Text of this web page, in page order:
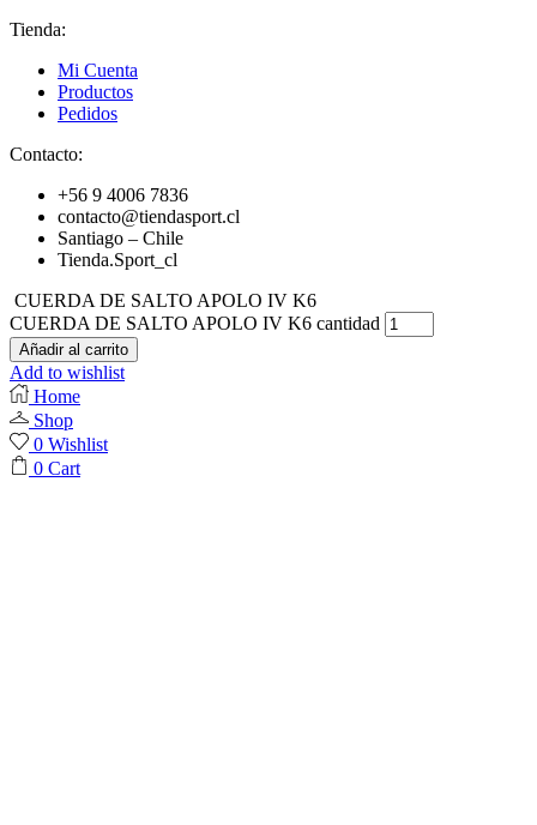
Tienda:
Mi Cuenta
Productos
Pedidos
Contacto:
+56 9 4006 7836
contacto@tiendasport.cl
Santiago – Chile
Tienda.Sport_cl
CUERDA DE SALTO APOLO IV K6
CUERDA DE SALTO APOLO IV K6 cantidad
Añadir al carrito
Add to wishlist
Home
Shop
0 Wishlist
0 Cart